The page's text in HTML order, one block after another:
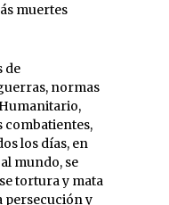
muertes
de
normas
combatientes,
los días, en
mundo, se
tortura y mata
persecución y